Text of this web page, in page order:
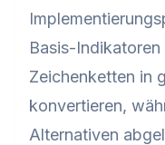
Basis-
Zeichenketten in
konvertieren,
Alternativen